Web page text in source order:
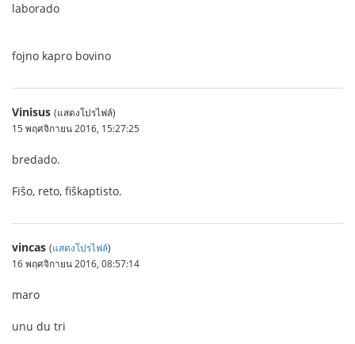
laborado
fojno kapro bovino
Vinisus (แสดงโปรไฟล์)
15 พฤศจิกายน 2016, 15:27:25
bredado.
Fiŝo, reto, fiŝkaptisto.
vincas (แสดงโปรไฟล์)
16 พฤศจิกายน 2016, 08:57:14
maro
unu du tri